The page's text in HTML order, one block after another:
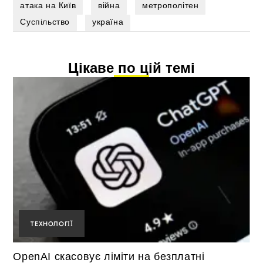
атака на Київ війна
метрополітен
Суспільство
україна
Цікаве по цій темі
ТЕХНОЛОГІЇ
OpenAI скасовує ліміти на безплатні